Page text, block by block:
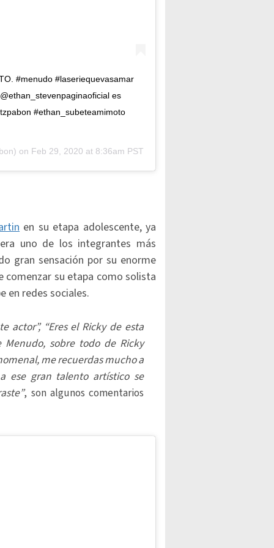
#menudo #laseriequevasamar
es
#ethan_subeteamimoto
on Feb 29, 2020 at 8:36am PST
en su etapa adolescente, ya
uno de los integrantes más
gran sensación por su enorme
comenzar su etapa como solista
en redes sociales.
actor”, “Eres el Ricky de esta
Menudo, sobre todo de Ricky
me recuerdas mucho a
ese gran talento artístico se
, son algunos comentarios